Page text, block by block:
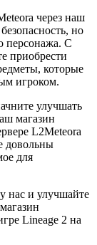
через наш
но
персонажа. С
приобрести
которые
игроком.
улучшать
магазин
L2Meteora
довольны
для
нас и улучшайте
Lineage 2 на